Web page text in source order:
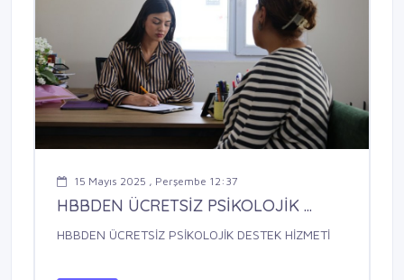
15 Mayıs 2025 , Perşembe 12:37
HBBDEN ÜCRETSİZ PSİKOLOJİK ...
HBBDEN ÜCRETSİZ PSİKOLOJİK DESTEK HİZMETİ